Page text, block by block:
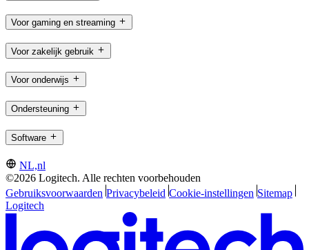
Voor gaming en streaming
Voor zakelijk gebruik
Voor onderwijs
Ondersteuning
Software
NL,nl
©2026 Logitech. Alle rechten voorbehouden
Gebruiksvoorwaarden Privacybeleid Cookie-instellingen Sitemap
Logitech